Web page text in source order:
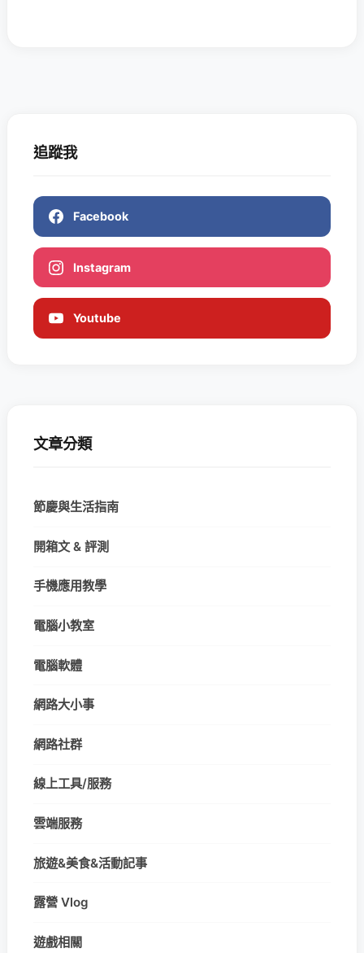
追蹤我
Facebook
Instagram
Youtube
文章分類
節慶與生活指南
開箱文 & 評測
手機應用教學
電腦小教室
電腦軟體
網路大小事
網路社群
線上工具/服務
雲端服務
旅遊&美食&活動記事
露營 Vlog
遊戲相關